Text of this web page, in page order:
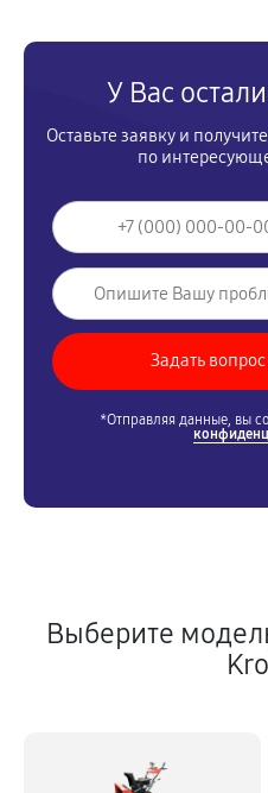
У Вас
Оставьте заявку и
по
*Отправляя данные, вы
Выберите